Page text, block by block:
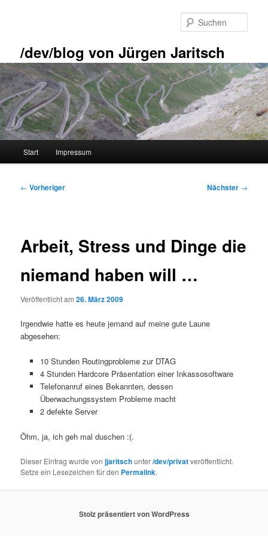
/dev/blog von Jürgen Jaritsch
Start Impressum
Beitragsnavigation
← Vorheriger Nächster →
Arbeit, Stress und Dinge die
niemand haben will …
Veröffentlicht am26. März 2009
Irgendwie hatte es heute jemand auf meine gute Laune
abgesehen:
10 Stunden Routingprobleme zur DTAG
4 Stunden Hardcore Präsentation einer Inkassosoftware
Telefonanruf eines Bekannten, dessen
Überwachungssystem Probleme macht
2 defekte Server
Öhm, ja, ich geh mal duschen :(.
Dieser Eintrag wurde vonjjaritschunter/dev/privatveröffentlicht.
Setze ein Lesezeichen für den Permalink.
Stolz präsentiert von WordPress